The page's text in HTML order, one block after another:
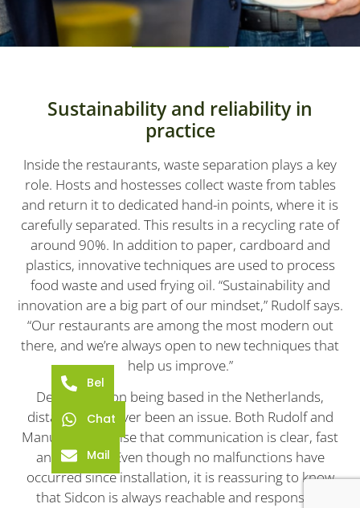
Sustainability and reliability in
practice
Inside the restaurants, waste separation plays a key
role. Hosts and hostesses collect waste from tables
and return it to dedicated hand-in points, where it is
carefully separated. This results in a recycling rate of
around 90%. In addition to paper, cardboard and
plastics, innovative techniques are used to process
food waste and used frying oil. “Sustainability and
innovation are a big part of our mindset,” Rudolf says.
“Our restaurants are among the most modern out
there, and we’re always open to new techniques that
help us improve.”
Despite Sidcon being based in the Netherlands,
distance has never been an issue. Both Rudolf and
Manuel emphasise that communication is clear, fast
and reliable. Even though no malfunctions have
occurred since installation, it is reassuring to know
that Sidcon is always reachable and responsive.
Bel
Chat
Mail